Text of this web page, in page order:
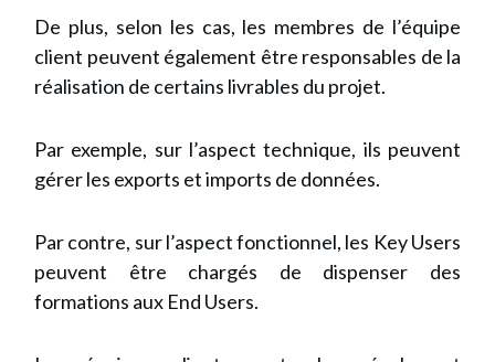
De plus, selon les cas, les membres de l’équipe
client peuvent également être responsables de la
réalisation de certains livrables du projet.
Par exemple, sur l’aspect technique, ils peuvent
gérer les exports et imports de données.
Par contre, sur l’aspect fonctionnel, les Key Users
peuvent être chargés de dispenser des
formations aux End Users.